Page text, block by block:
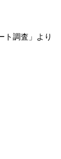
ト調査」より